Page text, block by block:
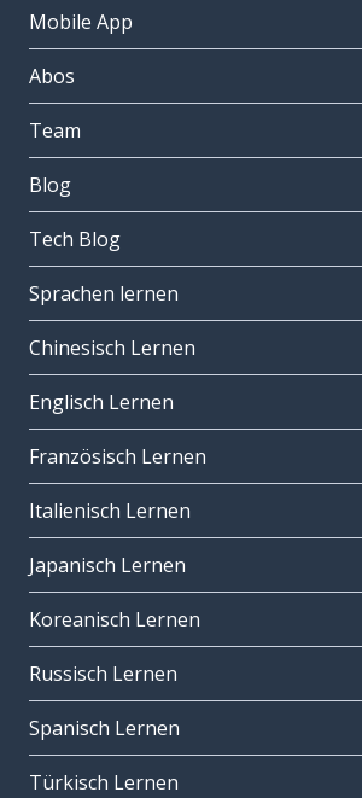
Mobile App
Abos
Team
Blog
Tech Blog
Sprachen lernen
Chinesisch Lernen
Englisch Lernen
Französisch Lernen
Italienisch Lernen
Japanisch Lernen
Koreanisch Lernen
Russisch Lernen
Spanisch Lernen
Türkisch Lernen